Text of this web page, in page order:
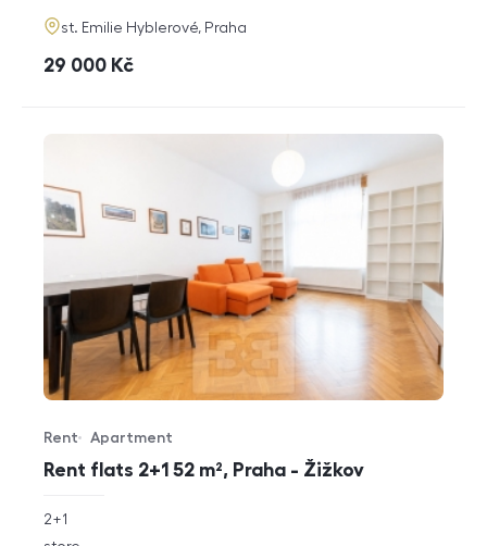
adresa
st. Emilie Hyblerové, Praha
cena
29 000 Kč
Rent flats 2+1 52 m², Praha - Žižkov
Offer type
Rent
Property type
Apartment
rozměry
2+1